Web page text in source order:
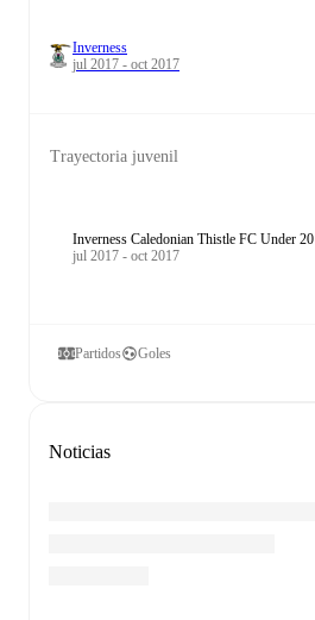
Inverness
jul 2017 - oct 2017
Trayectoria juvenil
Inverness Caledonian Thistle FC Under 20
jul 2017 - oct 2017
Partidos Goles
Noticias